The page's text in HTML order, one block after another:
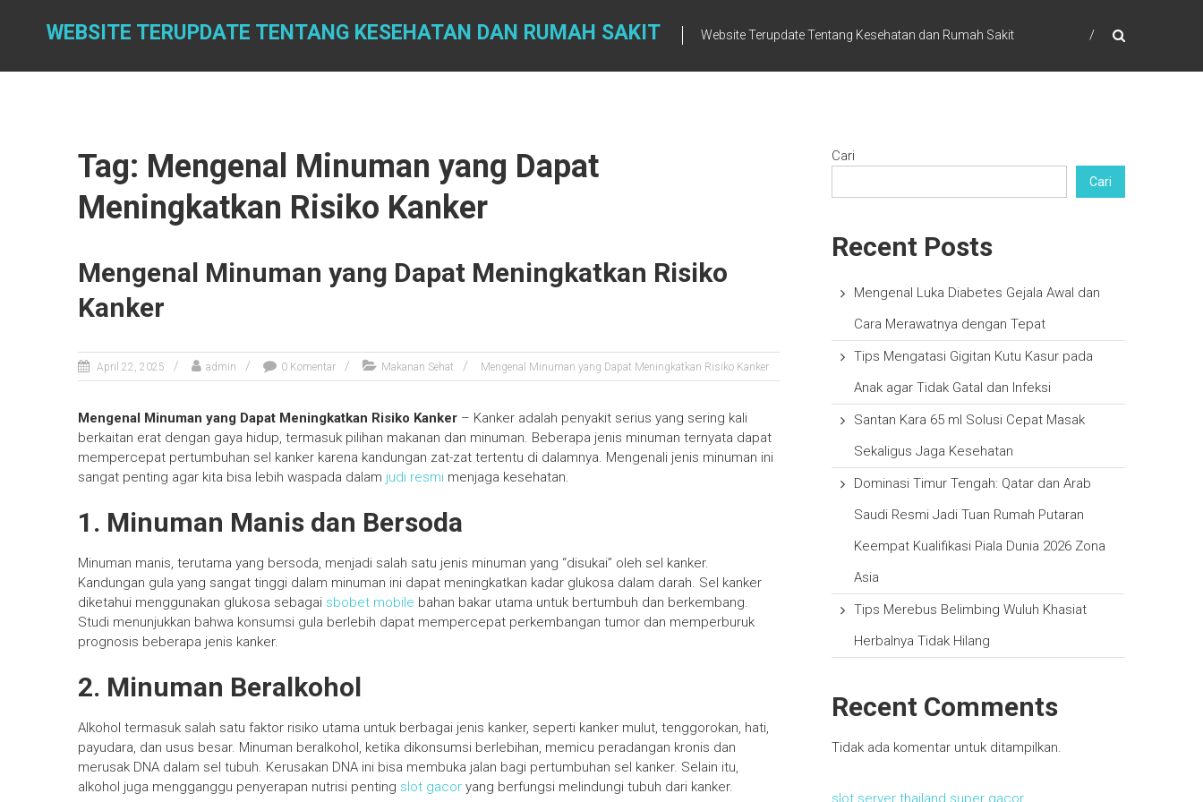
WEBSITE TERUPDATE TENTANG KESEHATAN DAN RUMAH SAKIT Website Terupdate Tentang Kesehatan dan Rumah Sakit
Tag: Mengenal Minuman yang Dapat
Meningkatkan Risiko Kanker
Mengenal Minuman yang Dapat Meningkatkan Risiko
Kanker
April 22, 2025 admin 0 Komentar Makanan Sehat Mengenal Minuman yang Dapat Meningkatkan Risiko Kanker
Mengenal Minuman yang Dapat Meningkatkan Risiko Kanker – Kanker adalah penyakit serius yang sering kali
berkaitan erat dengan gaya hidup, termasuk pilihan makanan dan minuman. Beberapa jenis minuman ternyata dapat
mempercepat pertumbuhan sel kanker karena kandungan zat-zat tertentu di dalamnya. Mengenali jenis minuman ini
sangat penting agar kita bisa lebih waspada dalam judi resmi menjaga kesehatan.
1. Minuman Manis dan Bersoda
Minuman manis, terutama yang bersoda, menjadi salah satu jenis minuman yang “disukai” oleh sel kanker.
Kandungan gula yang sangat tinggi dalam minuman ini dapat meningkatkan kadar glukosa dalam darah. Sel kanker
diketahui menggunakan glukosa sebagai sbobet mobile bahan bakar utama untuk bertumbuh dan berkembang.
Studi menunjukkan bahwa konsumsi gula berlebih dapat mempercepat perkembangan tumor dan memperburuk
prognosis beberapa jenis kanker.
2. Minuman Beralkohol
Alkohol termasuk salah satu faktor risiko utama untuk berbagai jenis kanker, seperti kanker mulut, tenggorokan, hati,
payudara, dan usus besar. Minuman beralkohol, ketika dikonsumsi berlebihan, memicu peradangan kronis dan
merusak DNA dalam sel tubuh. Kerusakan DNA ini bisa membuka jalan bagi pertumbuhan sel kanker. Selain itu,
alkohol juga mengganggu penyerapan nutrisi penting slot gacor yang berfungsi melindungi tubuh dari kanker.
Cari
Cari
Recent Posts
Mengenal Luka Diabetes Gejala Awal dan
Cara Merawatnya dengan Tepat
Tips Mengatasi Gigitan Kutu Kasur pada
Anak agar Tidak Gatal dan Infeksi
Santan Kara 65 ml Solusi Cepat Masak
Sekaligus Jaga Kesehatan
Dominasi Timur Tengah: Qatar dan Arab
Saudi Resmi Jadi Tuan Rumah Putaran
Keempat Kualifikasi Piala Dunia 2026 Zona
Asia
Tips Merebus Belimbing Wuluh Khasiat
Herbalnya Tidak Hilang
Recent Comments
Tidak ada komentar untuk ditampilkan.
slot server thailand super gacor